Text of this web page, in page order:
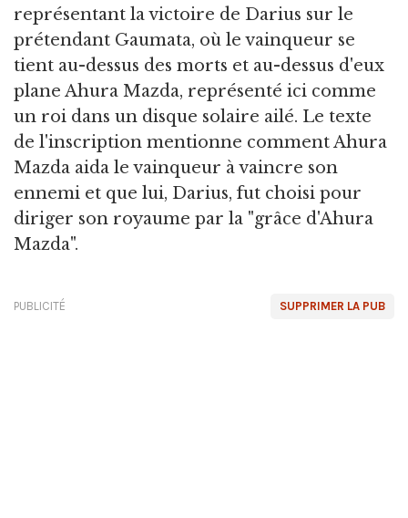
représentant la victoire de Darius sur le
prétendant Gaumata, où le vainqueur se
tient au-dessus des morts et au-dessus d'eux
plane Ahura Mazda, représenté ici comme
un roi dans un disque solaire ailé. Le texte
de l'inscription mentionne comment Ahura
Mazda aida le vainqueur à vaincre son
ennemi et que lui, Darius, fut choisi pour
diriger son royaume par la "grâce d'Ahura
Mazda".
SUPPRIMER LA PUB
PUBLICITÉ